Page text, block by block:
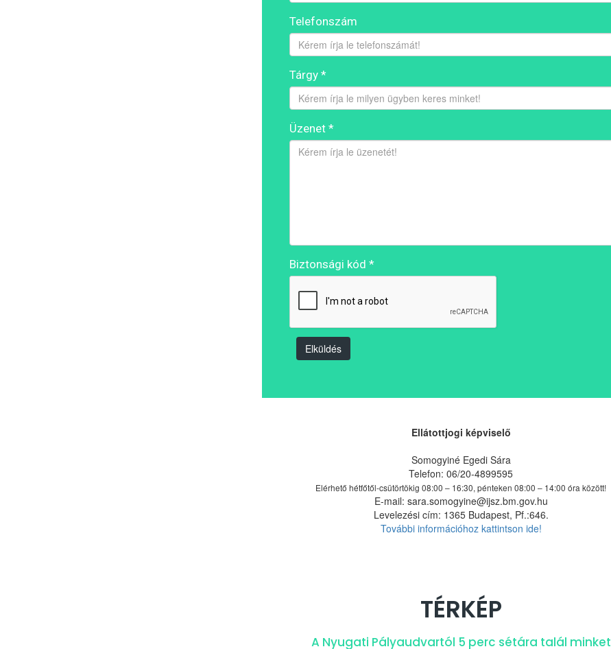
Telefonszám
Tárgy *
Üzenet *
Biztonsági kód *
Ellátottjogi képviselő
Somogyiné Egedi Sára
Telefon: 06/20-4899595
Elérhető hétfőtől-csütörtökig 08:00 – 16:30, pénteken 08:00 – 14:00 óra között!
E-mail: sara.somogyine@ijsz.bm.gov.hu
Levelezési cím: 1365 Budapest, Pf.:646.
További információhoz kattintson ide!
TÉRKÉP
A Nyugati Pályaudvartól 5 perc sétára talál minket